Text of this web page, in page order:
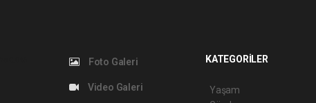
Foto Galeri
Video Galeri
KATEGORİLER
Yaşam